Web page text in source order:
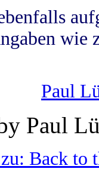
wie
Paul
Paul
Back to